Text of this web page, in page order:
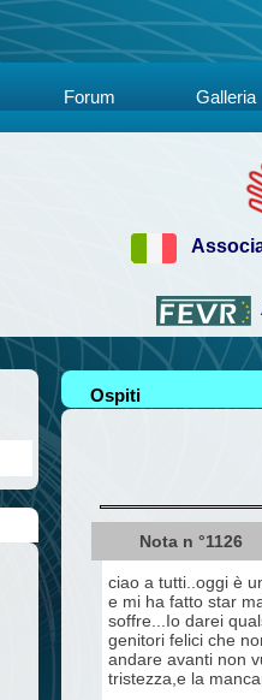
Forum Galleria
Ospiti
Nota n °1126
ciao a tutti..oggi è
e mi ha fatto star
soffre...Io darei
genitori felici che
andare avanti non
tristezza,e la